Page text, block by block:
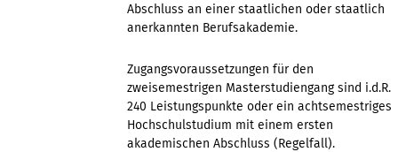
Abschluss an einer staatlichen oder staatlich
anerkannten Berufsakademie.
Zugangsvoraussetzungen für den
zweisemestrigen Masterstudiengang sind i.d.R.
240 Leistungspunkte oder ein achtsemestriges
Hochschulstudium mit einem ersten
akademischen Abschluss (Regelfall).